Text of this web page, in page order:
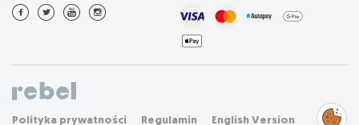
Polityka prywatności Regulamin English Version
Zarządzaj
preferencjami
cookies